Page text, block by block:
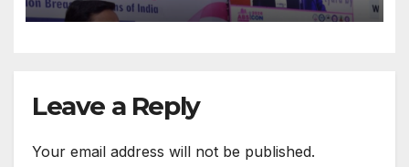
Leave a Reply
Your email address will not be published.